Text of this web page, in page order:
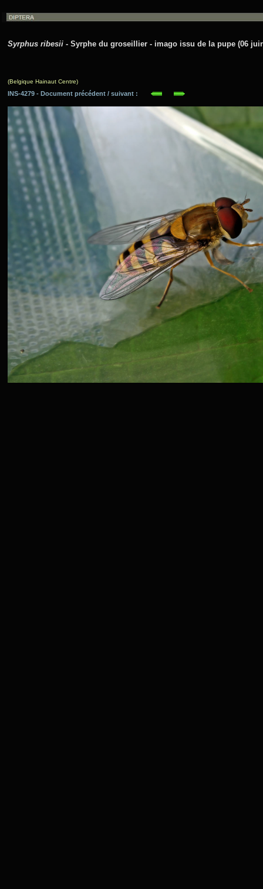
Syrphus ribesii - Syrphe du groseillier - imago issu de la pupe (06
(Belgique Hainaut Centre)
INS-4279 - Document précédent / suivant :